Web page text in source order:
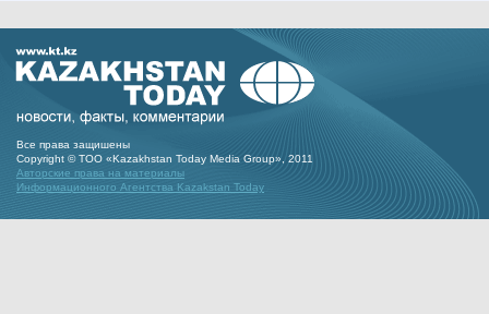
Все права защишены
Copyright © ТОО «Kazakhstan Today Media Group», 2011
Авторские права на материалы
Информационного Агентства Kazakstan Today